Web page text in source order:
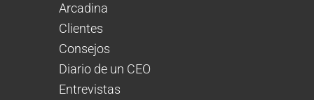
Arcadina
Clientes
Consejos
Diario de un CEO
Entrevistas